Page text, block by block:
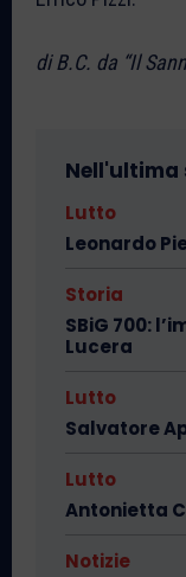
di B.C. da “Il
Lutto
Leonardo
Storia
SBiG 700:
Lucera
Lutto
Salvatore
Lutto
Antonietta
Notizie